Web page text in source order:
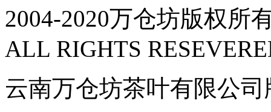
2004-2020万仓坊版权所
ALL RIGHTS
云南万仓坊茶叶有限公